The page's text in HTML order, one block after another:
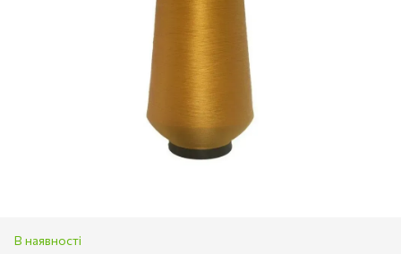
В наявності